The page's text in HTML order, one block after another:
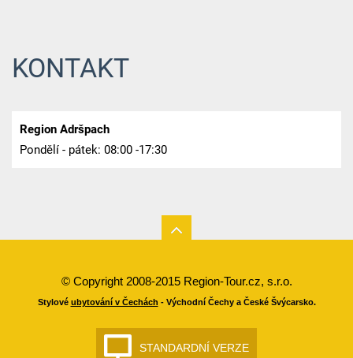
KONTAKT
Region Adršpach
Pondělí - pátek: 08:00 -17:30
© Copyright 2008-2015 Region-Tour.cz, s.r.o.
Stylové ubytování v Čechách - Východní Čechy a České Švýcarsko.
STANDARDNÍ VERZE